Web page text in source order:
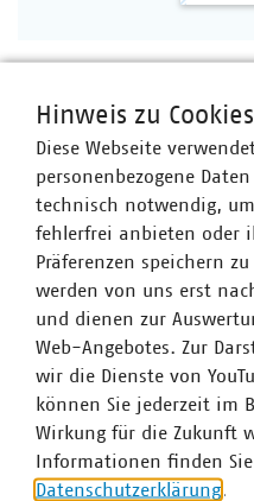
Ansprechpartner
Jochen Schuster
Senior-
+49 711 229317-72
+49 170 8580472
jschuster(at)vku(dot)de
Hinweis zu Cookies
Diese Webseite
personenbezogene
technisch notwendig,
fehlerfrei anbieten oder
Präferenzen speichern
werden von uns erst
und dienen zur
Web-Angebotes. Zur
wir die Dienste von
können Sie jederzeit im
Wirkung für die Zukunft
Informationen finden
Datenschutzerklärung.